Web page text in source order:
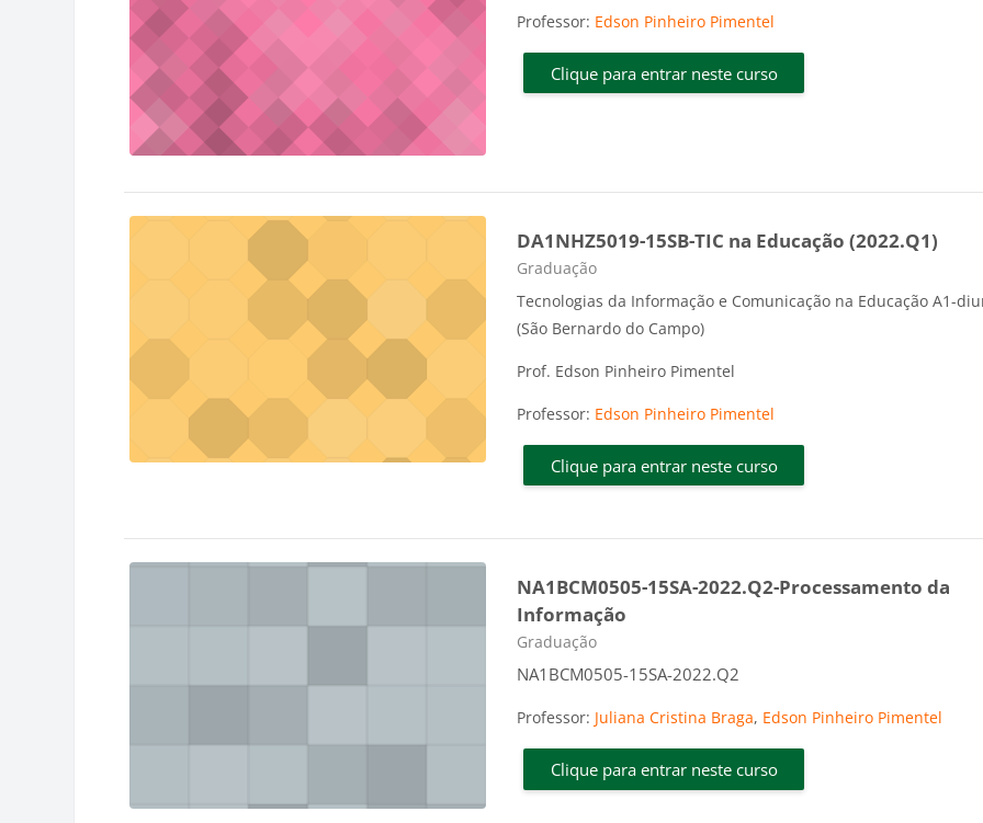
Professor: Edson Pinheiro Pimentel
Clique para entrar neste curso
DA1NHZ5019-15SB-TIC na Educação (2022.Q1)
Categoria do curso
Graduação
Tecnologias da Informação e Comunicação na Educação A1-
(São Bernardo do Campo)
Prof. Edson Pinheiro Pimentel
Professor: Edson Pinheiro Pimentel
Clique para entrar neste curso
NA1BCM0505-15SA-2022.Q2-Processamento da
Informação
Categoria do curso
Graduação
NA1BCM0505-15SA-2022.Q2
Professor: Juliana Cristina Braga, Edson Pinheiro Pimentel
Clique para entrar neste curso